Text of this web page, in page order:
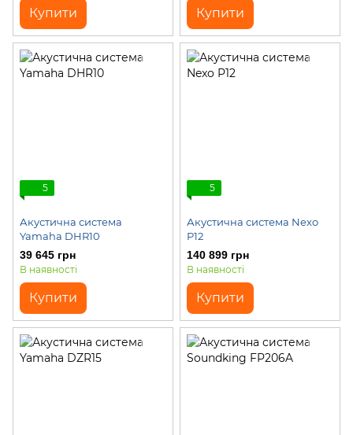
Купити Купити
5
Акустична система
Yamaha DHR10
39 645 грн
В наявності
Купити
5
Акустична система Nexo
P12
140 899 грн
В наявності
Купити